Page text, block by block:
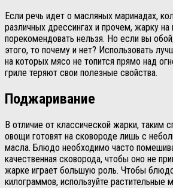
Если речь идет о масляных маринадах,
различных дрессингах и прочем, жарку на
порекомендовать нельзя. Но если вы
этого, то почему и нет? Использовать
на которых мясо не топится прямо над
гриле теряют свои полезные свойства.
Поджаривание
В отличие от классической жарки, таким
овощи готовят на сковороде лишь с
масла. Блюдо необходимо часто
качественная сковорода, чтобы оно не
жарке играет большую роль. Чтобы
килограммов, используйте растительные